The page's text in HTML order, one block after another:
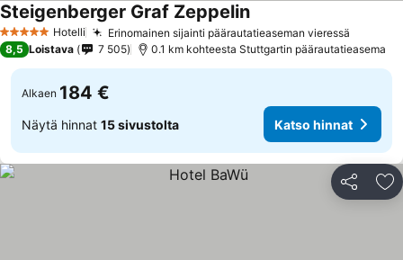
5 Tähtiluokitus
Hotelli Erinomainen sijainti päärautatieaseman vieressä
Steigenberger Graf Zeppelin
8,5 Loistava 7 505 0.1 km kohteesta Stuttgartin päärautatieasema
Alkaen 184 €
Näytä hinnat 15 sivustolta Katso hinnat
Jaa